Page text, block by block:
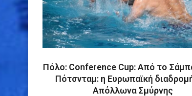
Πόλο: Conference Cup: Από το
Πότσνταμ: η Ευρωπαϊκή
Απόλλωνα Σμύρνης